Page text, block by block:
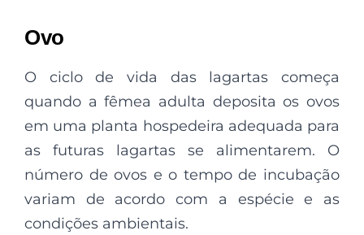
Ovo
O ciclo de vida das lagartas começa
quando a fêmea adulta deposita os ovos
em uma planta hospedeira adequada para
as futuras lagartas se alimentarem. O
número de ovos e o tempo de incubação
variam de acordo com a espécie e as
condições ambientais.